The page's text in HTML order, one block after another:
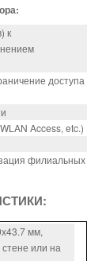
к
доступа
Access, etc.)
филиальных
мм,
или на